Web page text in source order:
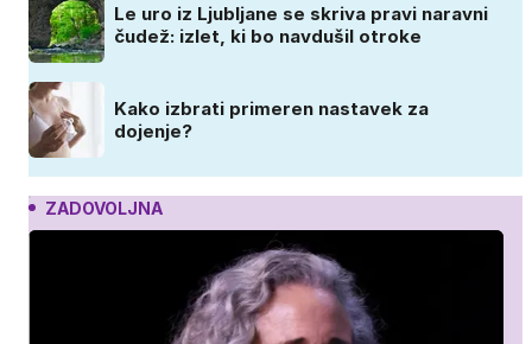
Le uro iz Ljubljane se skriva pravi naravni
čudež: izlet, ki bo navdušil otroke
Kako izbrati primeren nastavek za
dojenje?
ZADOVOLJNA